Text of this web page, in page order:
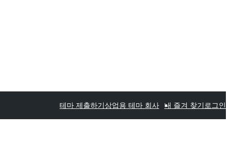
테마 제출하기상업용 테마 회사 내 즐겨 찾기 로그인